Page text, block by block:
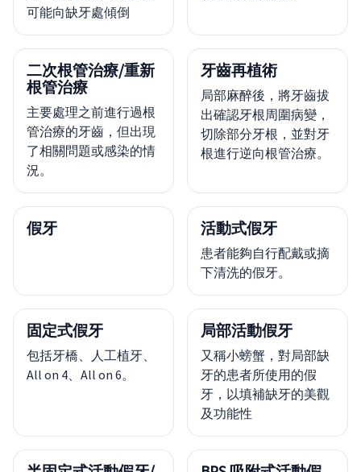
可能向缺牙處傾倒
二次根管治療/重新
根管治療
主要處理之前進行過根
管治療的牙齒，但出現
了相關問題或感染的情
況。
牙齒再植術
局部麻醉後，將牙齒拔
出確認牙根周圍病變，
切除部分牙根，並對牙
根進行逆向根管治療。
假牙 活動式假牙
患者能夠自行配戴或摘
下清洗的假牙。
固定式假牙
包括牙橋、人工植牙、
All on 4、All on 6。
局部活動假牙
又稱小螃蟹，對局部缺
牙的患者所使用的假
牙，以填補缺牙的美觀
及功能性